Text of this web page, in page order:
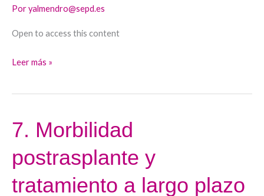
Poryalmendro@sepd.es
Open to access this content
la
postrasplante.
Leer más »
7. Morbilidad
postrasplante y
tratamiento a largo plazo
7.
Morbilidad
postrasplante
y
tratamiento